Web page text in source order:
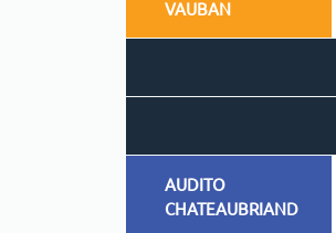
VAUBAN
AUDITO
CHATEAUBRIAND